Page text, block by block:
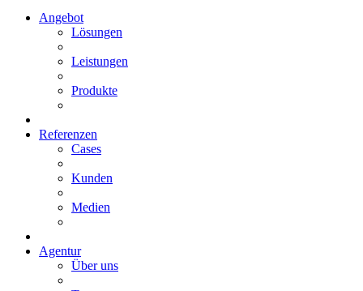
Angebot
Lösungen
Leis­tungen
Produkte
Refe­renzen
Cases
Kunden
Medien
Agentur
Über uns